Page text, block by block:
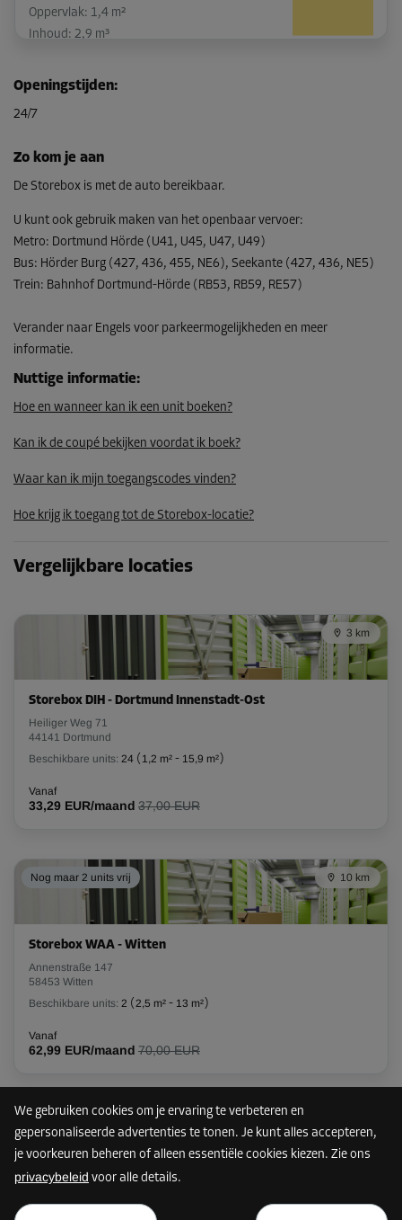
We gebruiken cookies om je ervaring te verbeteren en
gepersonaliseerde advertenties te tonen. Je kunt alles accepteren,
je voorkeuren beheren of alleen essentiële cookies kiezen. Zie ons
privacybeleid voor alle details.
Oppervlak: 1,4 m²
Inhoud: 2,9 m³
-30%
47,00 EUR/maand
32,89 EUR/maand
Unit 16
Oppervlak: 2 m²
Inhoud: 4,2 m³
L:2,2m B:0,9m H:2,1m
58,00 EUR/maand
Oppervlak: 1,4 m²
L:1,5m B: 0,9 m H:2,1m
32,89 EUR/maand
Inhoud: 2,9 m³
-30%
32,89 EUR/maand
Unit 28
Inhoud: 3,8 m³
Vanaf
Openingstijden:
24/7
Zo kom je aan
De Storebox is met de auto bereikbaar.
U kunt ook gebruik maken van het openbaar vervoer:
Metro: Dortmund Hörde (U41, U45, U47, U49)
Bus: Hörder Burg (427, 436, 455, NE6), Seekante (427, 436, NE5)
Trein: Bahnhof Dortmund-Hörde (RB53, RB59, RE57)
Verander naar Engels voor parkeermogelijkheden en meer
informatie.
Nuttige informatie:
Hoe en wanneer kan ik een unit boeken?
Kan ik de coupé bekijken voordat ik boek?
Waar kan ik mijn toegangscodes vinden?
Hoe krijg ik toegang tot de Storebox-locatie?
Vergelijkbare locaties
3 km
Storebox DIH - Dortmund Innenstadt-Ost
Heiliger Weg 71
44141 Dortmund
Beschikbare units: 24 ( 1,2 m² - 15,9 m²)
Vanaf
33,29 EUR/maand 37,00 EUR
Nog maar 2 units vrij 10 km
Storebox WAA - Witten
Annenstraße 147
58453 Witten
Beschikbare units: 2 (2,5 m² - 13 m²)
Vanaf
62,99 EUR/maand 70,00 EUR